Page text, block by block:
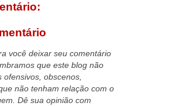
você deixar seu comentário
que este blog não
ofensivos, obscenos,
não tenham relação com o
Dê sua opinião com